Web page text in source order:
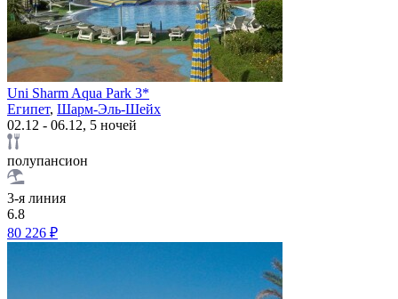
Uni Sharm Aqua Park 3*
Египет, Шарм-Эль-Шейх
02.12 - 06.12, 5 ночей
полупансион
3-я линия
6.8
80 226 ₽